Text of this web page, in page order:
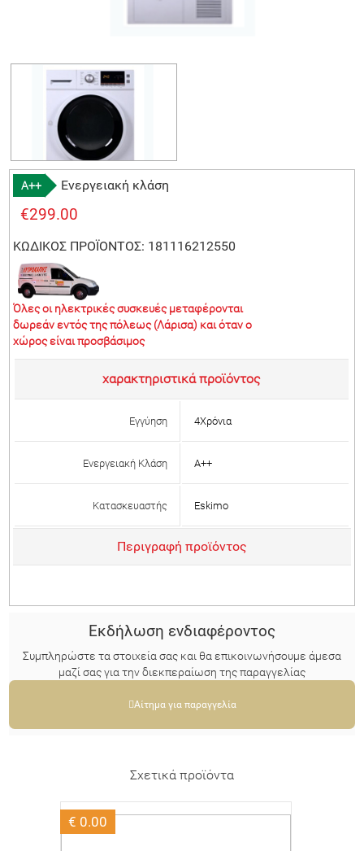
Α++ Ενεργειακή κλάση
€299.00
ΚΩΔΙΚΟΣ ΠΡΟΪΟΝΤΟΣ: 181116212550
Όλες οι ηλεκτρικές συσκευές μεταφέρονται
δωρεάν εντός της πόλεως (Λάρισα) και όταν ο
χώρος είναι προσβάσιμος
χαρακτηριστικά προϊόντος
Εγγύηση 4Χρόνια
Ενεργειακή Κλάση Α++
Κατασκευαστής Eskimo
Περιγραφή προϊόντος
Eκδήλωση ενδιαφέροντος
Συμπληρώστε τα στοιχεία σας και θα επικοινωνήσουμε άμεσα
μαζί σας για την διεκπεραίωση της παραγγελίας
Αίτημα για παραγγελία
Σχετικά προϊόντα
€ 0.00